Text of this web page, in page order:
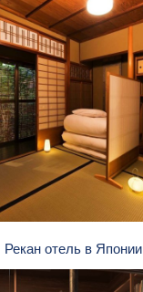
Рекан отель в Японии